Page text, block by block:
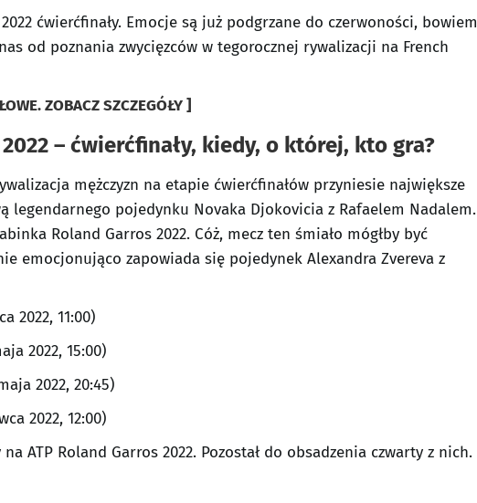
ćwierćfinały. Emocje są już podgrzane do czerwoności, bowiem
od poznania zwycięzców w tegorocznej rywalizacji na French
ZOBACZ SZCZEGÓŁY ]
– ćwierćfinały, kiedy, o której, kto gra?
mężczyzn na etapie ćwierćfinałów przyniesie największe
legendarnego pojedynku Novaka Djokovicia z Rafaelem Nadalem.
Roland Garros 2022. Cóż, mecz ten śmiało mógłby być
emocjonująco zapowiada się pojedynek Alexandra Zvereva z
2022, 11:00)
2022, 15:00)
2022, 20:45)
2022, 12:00)
ATP Roland Garros 2022. Pozostał do obsadzenia czwarty z nich.